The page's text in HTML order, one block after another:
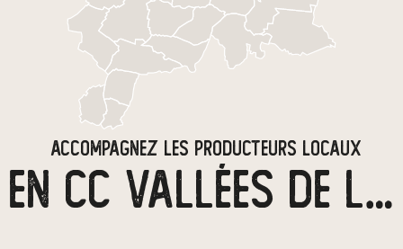
ACCOMPAGNEZ LES PRODUCTEURS LOCAUX
EN CC VALLÉES DE L'ORNE ET DE L'ODON